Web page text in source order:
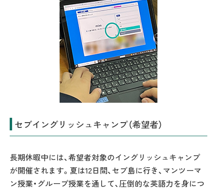
セブイングリッシュキャンプ（希望者）
長期休暇中には、希望者対象のイングリッシュキャンプ
が開催されます。夏は12日間、セブ島に行き、マンツーマ
ン授業・グループ授業を通して、圧倒的な英語力を身につ